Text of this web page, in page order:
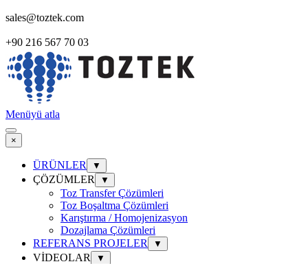
sales@toztek.com
+90 216 567 70 03
Menüyü atla
×
ÜRÜNLER ▼
ÇÖZÜMLER ▼
Toz Transfer Çözümleri
Toz Boşaltma Çözümleri
Karıştırma / Homojenizasyon
Dozajlama Çözümleri
REFERANS PROJELER
▼
VİDEOLAR ▼